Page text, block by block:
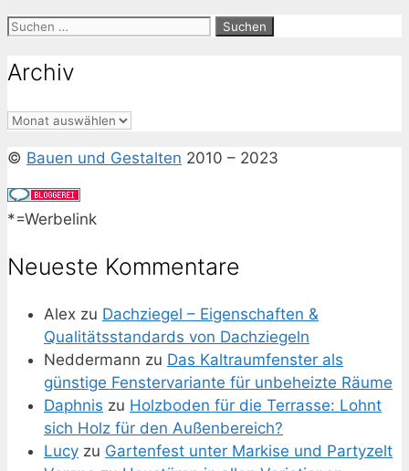
Suchen
Archiv
Archiv
© Bauen und Gestalten 2010 – 2023
*=Werbelink
Neueste Kommentare
Alex zu Dachziegel – Eigenschaften &
Qualitätsstandards von Dachziegeln
Neddermann zu Das Kaltraumfenster als
günstige Fenstervariante für unbeheizte Räume
Daphnis zu Holzboden für die Terrasse: Lohnt
sich Holz für den Außenbereich?
Lucy zu Gartenfest unter Markise und Partyzelt